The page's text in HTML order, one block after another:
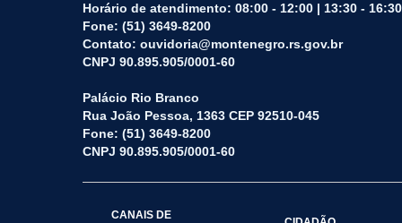
Horário de atendimento: 08:00 - 12:00 | 13:30 - 16:30
Fone: (51) 3649-8200
Contato: ouvidoria@montenegro.rs.gov.br
CNPJ 90.895.905/0001-60
Palácio Rio Branco
Rua João Pessoa, 1363 CEP 92510-045
Fone: (51) 3649-8200
CNPJ 90.895.905/0001-60
CANAIS DE